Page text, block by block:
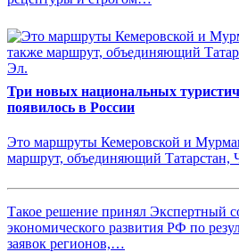
Три новых национальных
появилось в России
Это маршруты Кемеровской и
маршрут, объединяющий
Такое решение принял Экспертный
экономического развития РФ по
заявок регионов,…